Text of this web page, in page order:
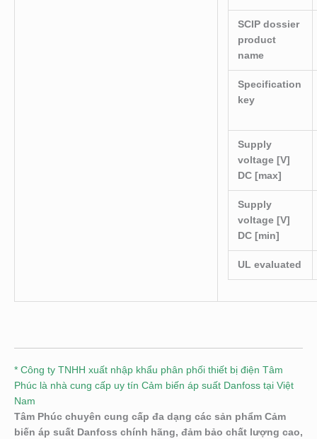
SCIP dossier
product
name
Specification
key
Supply
voltage [V]
DC [max]
Supply
voltage [V]
DC [min]
UL evaluated
* Công ty TNHH xuất nhập khẩu phân phối thiết bị điện Tâm
Phúc là nhà cung cấp uy tín Cảm biến áp suất Danfoss tại Việt
Nam
Tâm Phúc chuyên cung cấp đa dạng các sản phẩm Cảm
biến áp suất Danfoss chính hãng, đảm bảo chất lượng cao,